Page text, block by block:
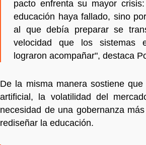
pacto enfrenta su mayor
educación haya fallado, sino
al que debía preparar se
velocidad que los sistemas
lograron acompañar", destaca
De la misma manera sostiene
artificial, la volatilidad del
necesidad de una gobernanza
rediseñar la educación.